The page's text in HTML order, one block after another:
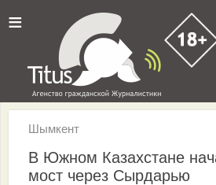
≡
Шымкент
В Южном Казахстане
мост через Сырдарью